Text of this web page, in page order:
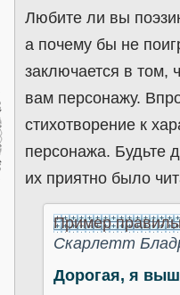
Любите ли вы
а почему бы не
заключается в том,
вам персонажу.
стихотворение к
персонажа. Будьте
их приятно было
Пример
Скарлетт
Дорогая, я